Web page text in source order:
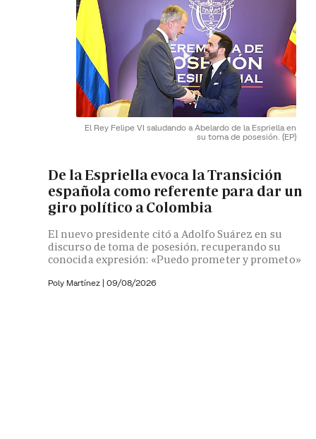
El Rey Felipe VI saludando a Abelardo de la Espriella en
su toma de posesión. (EP)
De la Espriella evoca la Transición
española como referente para dar un
giro político a Colombia
El nuevo presidente citó a Adolfo Suárez en su
discurso de toma de posesión, recuperando su
conocida expresión: «Puedo prometer y prometo»
Poly Martínez | 09/08/2026